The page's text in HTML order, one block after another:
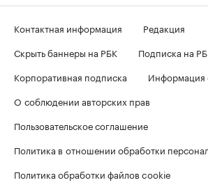
Контактная информация
Редакция
Скрыть баннеры на РБК
Подписка на
Корпоративная подписка
Информация
О соблюдении авторских прав
Пользовательское соглашение
Политика в отношении обработки
Политика обработки файлов cookie